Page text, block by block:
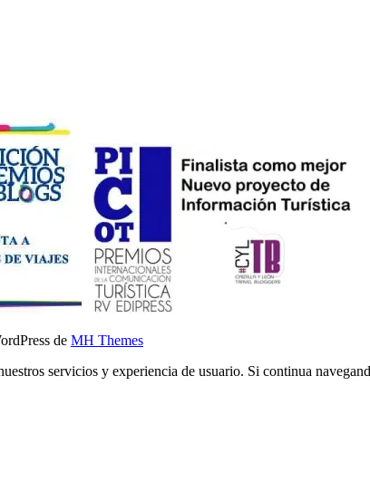
de MH Themes
servicios y experiencia de usuario. Si continua